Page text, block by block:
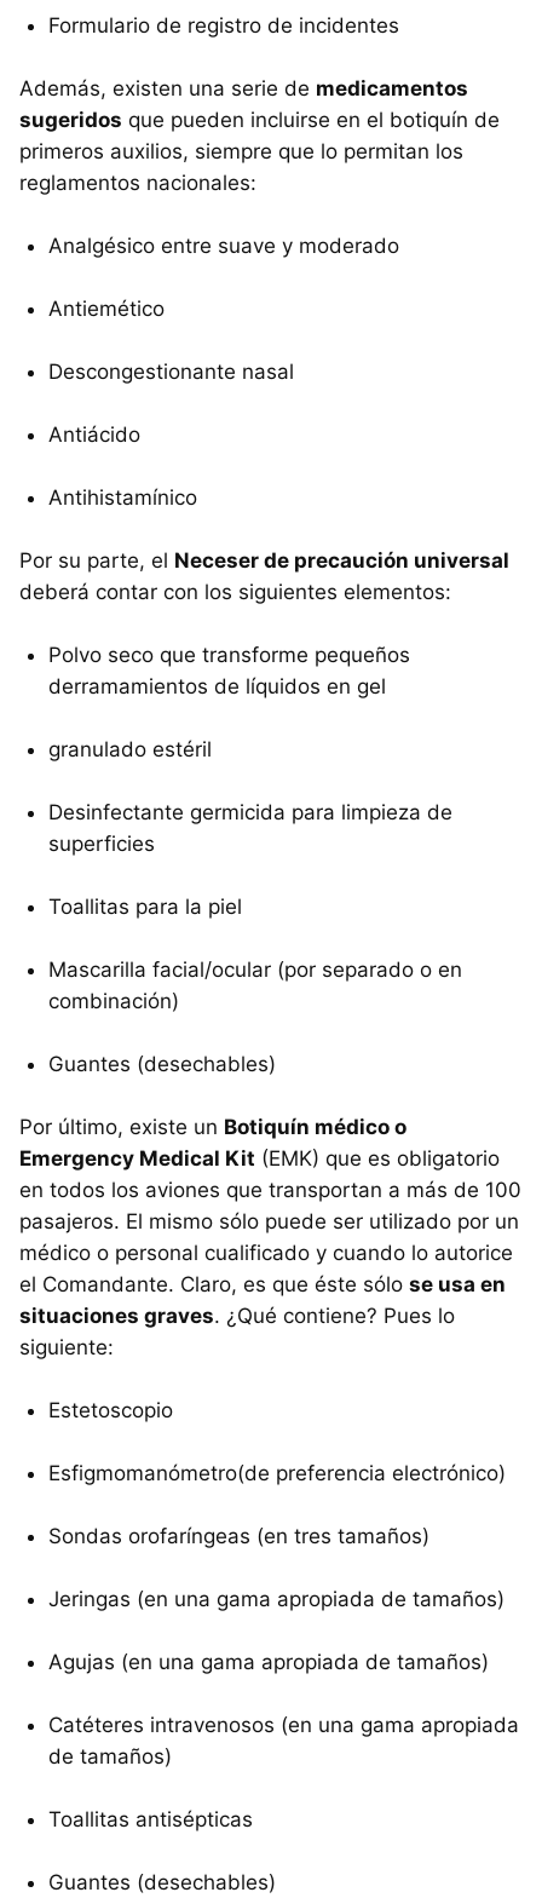
Formulario de registro de incidentes
Además, existen una serie de medicamentos
sugeridos que pueden incluirse en el botiquín de
primeros auxilios, siempre que lo permitan los
reglamentos nacionales:
Analgésico entre suave y moderado
Antiemético
Descongestionante nasal
Antiácido
Antihistamínico
Por su parte, el Neceser de precaución universal
deberá contar con los siguientes elementos:
Polvo seco que transforme pequeños
derramamientos de líquidos en gel
granulado estéril
Desinfectante germicida para limpieza de
superficies
Toallitas para la piel
Mascarilla facial/ocular (por separado o en
combinación)
Guantes (desechables)
Por último, existe un Botiquín médico o
Emergency Medical Kit (EMK) que es obligatorio
en todos los aviones que transportan a más de 100
pasajeros. El mismo sólo puede ser utilizado por un
médico o personal cualificado y cuando lo autorice
el Comandante. Claro, es que éste sólo se usa en
situaciones graves. ¿Qué contiene? Pues lo
siguiente:
Estetoscopio
Esfigmomanómetro(de preferencia electrónico)
Sondas orofaríngeas (en tres tamaños)
Jeringas (en una gama apropiada de tamaños)
Agujas (en una gama apropiada de tamaños)
Catéteres intravenosos (en una gama apropiada
de tamaños)
Toallitas antisépticas
Guantes (desechables)